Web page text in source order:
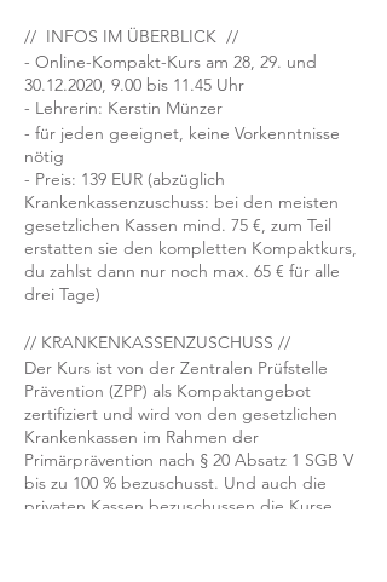
// INFOS IM ÜBERBLICK //
- Online-Kompakt-Kurs am 28, 29. und
30.12.2020, 9.00 bis 11.45 Uhr
- Lehrerin: Kerstin Münzer
- für jeden geeignet, keine Vorkenntnisse
nötig
- Preis: 139 EUR (abzüglich
Krankenkassenzuschuss: bei den meisten
gesetzlichen Kassen mind. 75 €, zum Teil
erstatten sie den kompletten Kompaktkurs,
du zahlst dann nur noch max. 65 € für alle
drei Tage)
// KRANKENKASSENZUSCHUSS //
Der Kurs ist von der Zentralen Prüfstelle
Prävention (ZPP) als Kompaktangebot
zertifiziert und wird von den gesetzlichen
Krankenkassen im Rahmen der
Primärprävention nach § 20 Absatz 1 SGB V
bis zu 100 % bezuschusst. Und auch die
privaten Kassen bezuschussen die Kurse